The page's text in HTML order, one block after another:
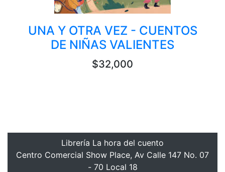
UNA Y OTRA VEZ - CUENTOS
DE NIÑAS VALIENTES
$32,000
Librería La hora del cuento
Centro Comercial Show Place, Av Calle 147 No. 07
- 70 Local 18